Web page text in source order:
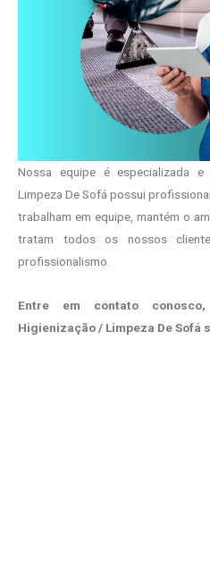
Nossa equipe é especializada
Limpeza De Sofá possui
trabalham em equipe, mantém o
tratam todos os nossos
profissionalismo.
Entre em contato
Higienização / Limpeza De Sofá